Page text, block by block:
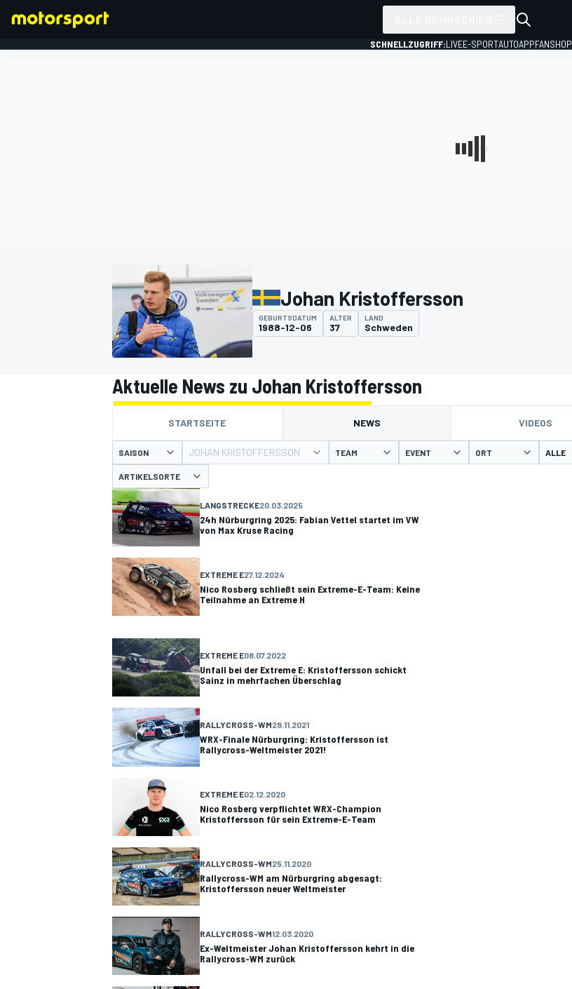
MOTOGP
DTM
SCHNELLZUGRIFF:LIVEE-SPORTAUTOAPPFANSHOP
Johan Kristoffersson
GEBURTSDATUM
1988-12-06
ALTER
37
LAND
Schweden
Aktuelle News zu Johan Kristoffersson
STARTSEITE NEWS VIDEOS
SAISON JOHAN KRISTOFFERSSON TEAM EVENT ORT
ARTIKELSORTE
LANGSTRECKE20.03.2025
24h Nürburgring 2025: Fabian Vettel startet im VW
von Max Kruse Racing
EXTREME E27.12.2024
Nico Rosberg schließt sein Extreme-E-Team: Keine
Teilnahme an Extreme H
EXTREME E08.07.2022
Unfall bei der Extreme E: Kristoffersson schickt
Sainz in mehrfachen Überschlag
RALLYCROSS-WM28.11.2021
WRX-Finale Nürburgring: Kristoffersson ist
Rallycross-Weltmeister 2021!
EXTREME E02.12.2020
Nico Rosberg verpflichtet WRX-Champion
Kristoffersson für sein Extreme-E-Team
RALLYCROSS-WM25.11.2020
Rallycross-WM am Nürburgring abgesagt:
Kristoffersson neuer Weltmeister
RALLYCROSS-WM12.03.2020
Ex-Weltmeister Johan Kristoffersson kehrt in die
Rallycross-WM zurück